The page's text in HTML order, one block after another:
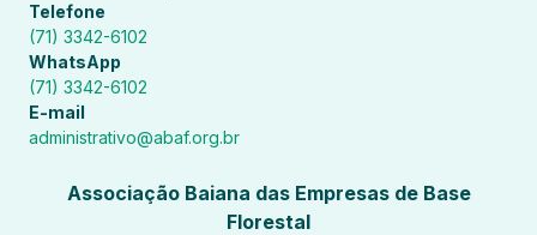
Telefone
(71) 3342-6102
WhatsApp
(71) 3342-6102
E-mail
administrativo@abaf.org.br
Associação Baiana das Empresas de Base
Florestal